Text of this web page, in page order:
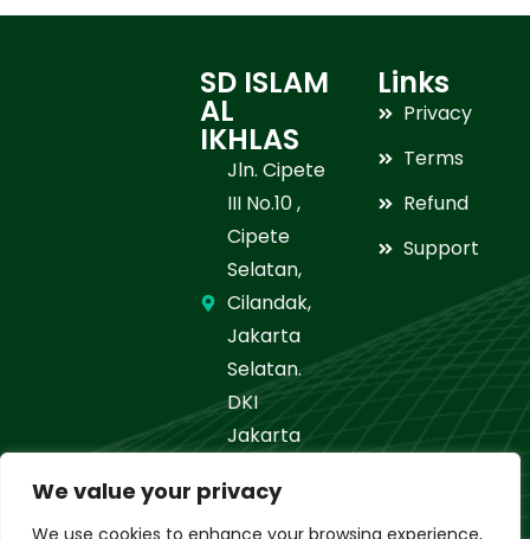
We value your privacy
We use cookies to enhance your browsing experience,
SD ISLAM
AL
IKHLAS
Jln. Cipete
III No.10 ,
Cipete
Selatan,
Cilandak,
Jakarta
Selatan.
DKI
Jakarta
021-
Links
Privacy
Terms
Refund
Support